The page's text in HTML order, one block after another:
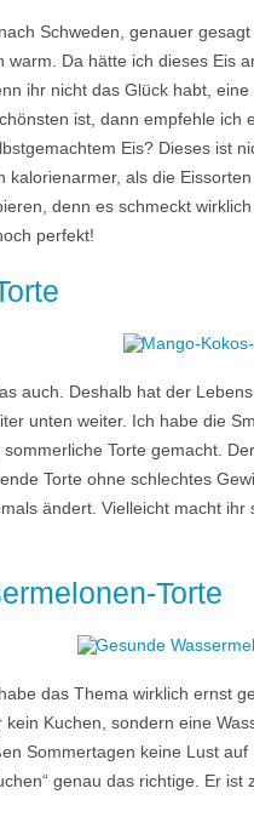
Schweden, genauer
warm. Da hätte ich dieses Eis
ihr nicht das Glück habt,
ist, dann empfehle
Eis? Dieses ist
kalorienarmer, als die
denn es schmeckt
perfekt!
auch. Deshalb hat der
unten weiter. Ich habe die
Torte gemacht.
Torte ohne schlechtes
ändert. Vielleicht macht
Torte
das Thema wirklich ernst
Kuchen, sondern eine
Sommertagen keine Lust
genau das richtige. Er